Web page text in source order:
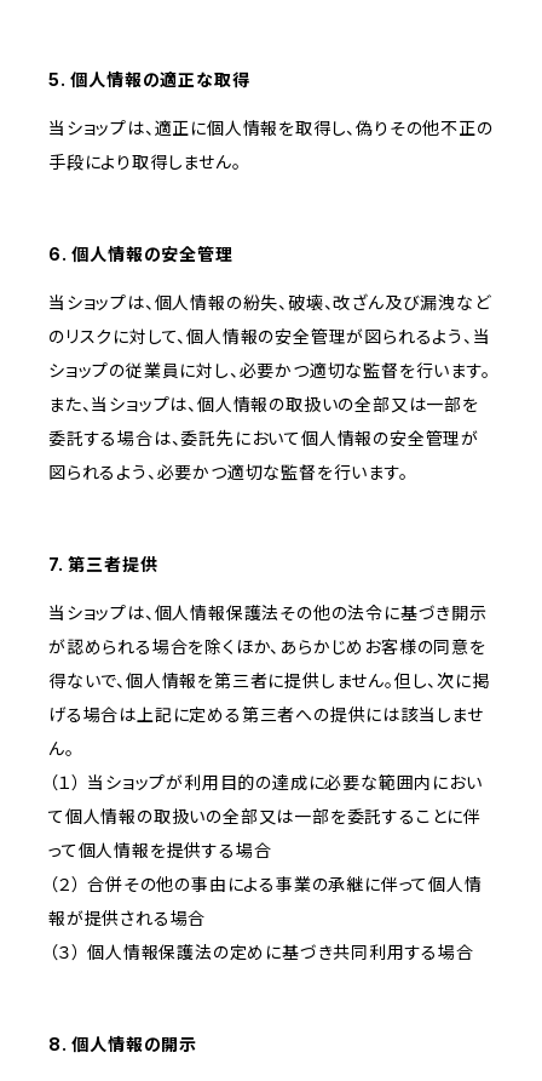
5. 個人情報の適正な取得
当ショップは、適正に個人情報を取得し、偽りその他不正の
手段により取得しません。
6. 個人情報の安全管理
当ショップは、個人情報の紛失、破壊、改ざん及び漏洩など
のリスクに対して、個人情報の安全管理が図られるよう、当
ショップの従業員に対し、必要かつ適切な監督を行います。
また、当ショップは、個人情報の取扱いの全部又は一部を
委託する場合は、委託先において個人情報の安全管理が
図られるよう、必要かつ適切な監督を行います。
7. 第三者提供
当ショップは、個人情報保護法その他の法令に基づき開示
が認められる場合を除くほか、あらかじめお客様の同意を
得ないで、個人情報を第三者に提供しません。但し、次に掲
げる場合は上記に定める第三者への提供には該当しませ
ん。
（１） 当ショップが利用目的の達成に必要な範囲内におい
て個人情報の取扱いの全部又は一部を委託することに伴
って個人情報を提供する場合
（２） 合併その他の事由による事業の承継に伴って個人情
報が提供される場合
（３） 個人情報保護法の定めに基づき共同利用する場合
8. 個人情報の開示